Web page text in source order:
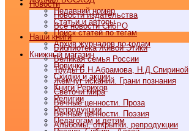
Недавний номер
Статьи и авторы
Поиск статей по тегам
Архив журналов по годам
Книжный магазин
Новинки
Скидки и акции
Книги Рерихов
Религии
Репродукции
Педагогам и детям
Новости
Новости издательства
Все новости СибРО
Наши книги
Библиотека Живой Этики
Великая семья России
Труды Б.Н.Абрамова, Н.Д.Спириной
Жемчуг исканий. Грани познания
Светочи мира
Вечные ценности. Проза
Вечные ценности. Поэзия
Альбомы, открытки, репродукции